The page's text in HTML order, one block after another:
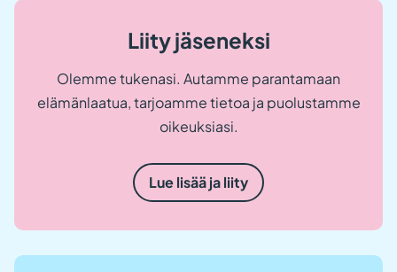
Liity jäseneksi
Olemme tukenasi. Autamme parantamaan
elämänlaatua, tarjoamme tietoa ja puolustamme
oikeuksiasi.
Lue lisää ja liity